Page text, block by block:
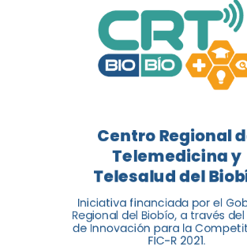
LOGROS
DE CRT
BIOBÍO
El Centro Regional de
Telemedicina y
Biobío presenta el
tres años acercando la
digital a los habitantes...
Centro Regional
Telemedicina y
Telesalud del
Iniciativa financiada por el
Regional del Biobío, a través
de Innovación para la
FIC-R 2021.